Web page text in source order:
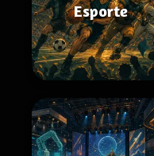
Esporte